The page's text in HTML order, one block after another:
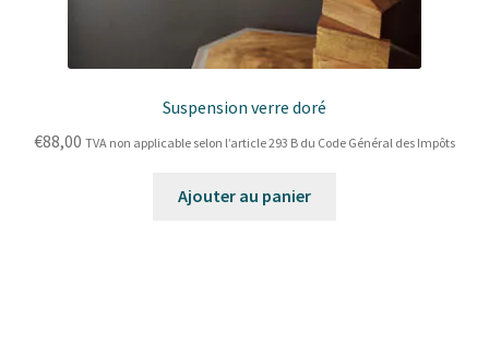
Suspension verre doré
€88,00 TVA non applicable selon l’article 293 B du Code Général des Impôts
Ajouter au panier